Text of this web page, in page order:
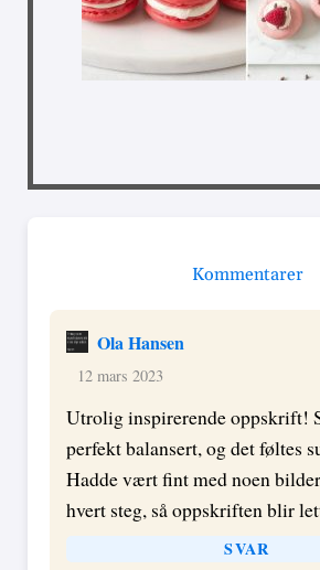
Kommentarer
Ola Hansen
12 mars 2023
Utrolig inspirerende oppskrift!
perfekt balansert, og det føltes
Hadde vært fint med noen
hvert steg, så oppskriften blir
SVAR